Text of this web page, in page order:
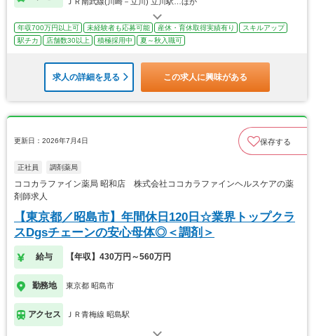
年収700万円以上可 未経験者も応募可能 産休・育休取得実績有り
スキルアップ
駅チカ
店舗数30以上 積極採用中 夏～秋入職可
求人の詳細を見る この求人に興味がある
更新日：2026年7月4日 保存する
正社員 調剤薬局
ココカラファイン薬局 昭和店 株式会社ココカラファインヘルスケアの薬
剤師求人
【東京都／昭島市】年間休日120日☆業界トップクラ
スDgsチェーンの安心母体◎＜調剤＞
給与 【年収】430万円～560万円
勤務地 東京都 昭島市
アクセス ＪＲ青梅線 昭島駅